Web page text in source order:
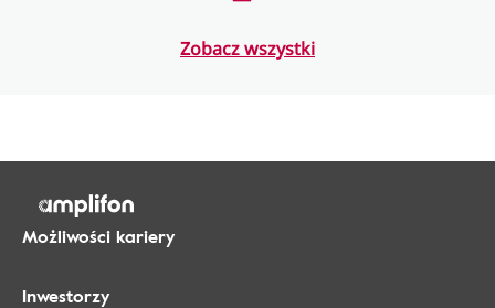
Zobacz wszystki
Możliwości kariery
Inwestorzy